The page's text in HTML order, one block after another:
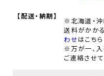
【配送・納期】
※北海道・
送料がかか
わせはこちら
※万が一、
ご連絡させて